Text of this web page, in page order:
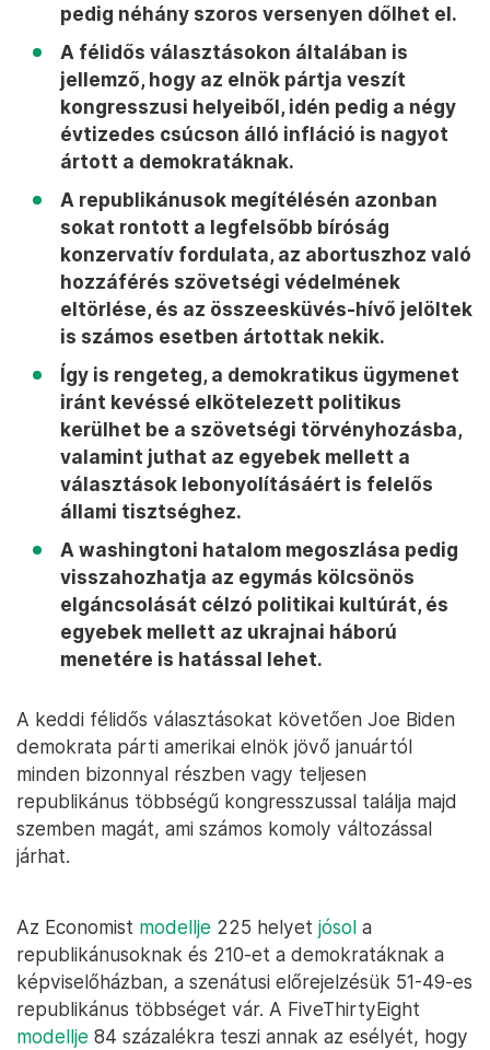
pedig néhány szoros versenyen dőlhet el.
A félidős választásokon általában is
jellemző, hogy az elnök pártja veszít
kongresszusi helyeiből, idén pedig a négy
évtizedes csúcson álló infláció is nagyot
ártott a demokratáknak.
A republikánusok megítélésén azonban
sokat rontott a legfelsőbb bíróság
konzervatív fordulata, az abortuszhoz való
hozzáférés szövetségi védelmének
eltörlése, és az összeesküvés-hívő jelöltek
is számos esetben ártottak nekik.
Így is rengeteg, a demokratikus ügymenet
iránt kevéssé elkötelezett politikus
kerülhet be a szövetségi törvényhozásba,
valamint juthat az egyebek mellett a
választások lebonyolításáért is felelős
állami tisztséghez.
A washingtoni hatalom megoszlása pedig
visszahozhatja az egymás kölcsönös
elgáncsolását célzó politikai kultúrát, és
egyebek mellett az ukrajnai háború
menetére is hatással lehet.
A keddi félidős választásokat követően Joe Biden
demokrata párti amerikai elnök jövő januártól
minden bizonnyal részben vagy teljesen
republikánus többségű kongresszussal találja majd
szemben magát, ami számos komoly változással
járhat.
Az Economist modellje 225 helyet jósol a
republikánusoknak és 210-et a demokratáknak a
képviselőházban, a szenátusi előrejelzésük 51-49-es
republikánus többséget vár. A FiveThirtyEight
modellje 84 százalékra teszi annak az esélyét, hogy